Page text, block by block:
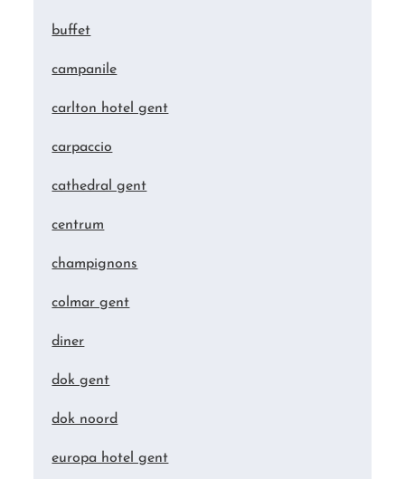
buffet
campanile
carlton hotel gent
carpaccio
cathedral gent
centrum
champignons
colmar gent
diner
dok gent
dok noord
europa hotel gent